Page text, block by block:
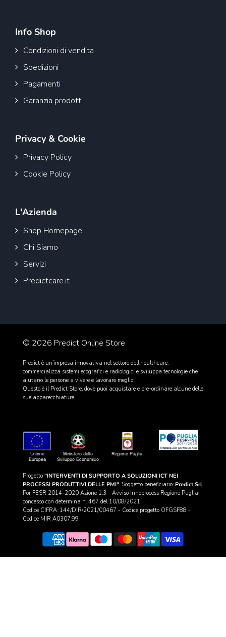
Info Shop
Condizioni di vendita
Spedizioni
Pagamenti
Garanzia prodotti
Privacy & Cookie
Privacy Policy
Cookie Policy
L'Azienda
Shop Homepage
Chi Siamo
Servizi
Predictcare.it
© 2026 Predict Online Store
Predict è un’impresa innovativa nel settore dell’healthcare:
commercializza sistemi ecografici e radiologici e sviluppa tecnologie che
aiutano le persone a vivere e lavorare meglio.
Questo è il Predict Store, dove puoi acquistare e pre-ordinare alcune delle
sue apparecchiature.
Progetto "INTERVENTI DI SUPPORTO A SOLUZIONI ICT NEI
PROCESSI PRODUTTIVI DELLE PMI". Soggetto beneficiario: Predict Srl
Por FESR 2014-2020 Azione 1.3 - Avviso Innoprocess Regione Puglia
concesso con determina n. 467 del 10/08/2021
Codice CIFRA: 144/DIR/2021/00467 - Codice progetto OFGSF88 -
Codice MIR A0307.99